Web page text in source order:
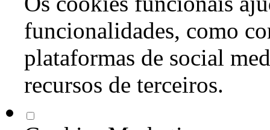
funcionalidades, como
plataformas de social
recursos de terceiros.